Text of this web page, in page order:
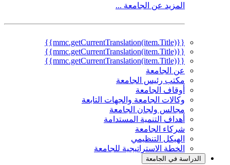
المزيد عن الجامعة ...
{{mmc.getCurrentTranslation(item.Title)}}
{{mmc.getCurrentTranslation(item.Title)}}
{{mmc.getCurrentTranslation(item.Title)}}
عن الجامعة
مكتب رئيس الجامعة
أوقاف الجامعة
وكالات الجامعة والجهات التابعة
مجالس ولجان الجامعة
أهداف التنمية المستدامة
شركاء الجامعة
الهيكل التنظيمي
الخطة الاستراتيجية للجامعة
الدراسة في الجامعة